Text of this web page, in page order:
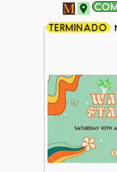
TERMINADO